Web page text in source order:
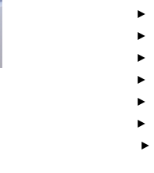
►
►
►
►
►
►
►